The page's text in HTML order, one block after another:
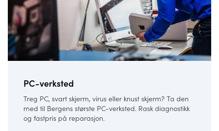
PC-verksted
Treg PC, svart skjerm, virus eller knust skjerm? Ta den
med til Bergens største PC-verksted. Rask diagnostikk
og fastpris på reparasjon.